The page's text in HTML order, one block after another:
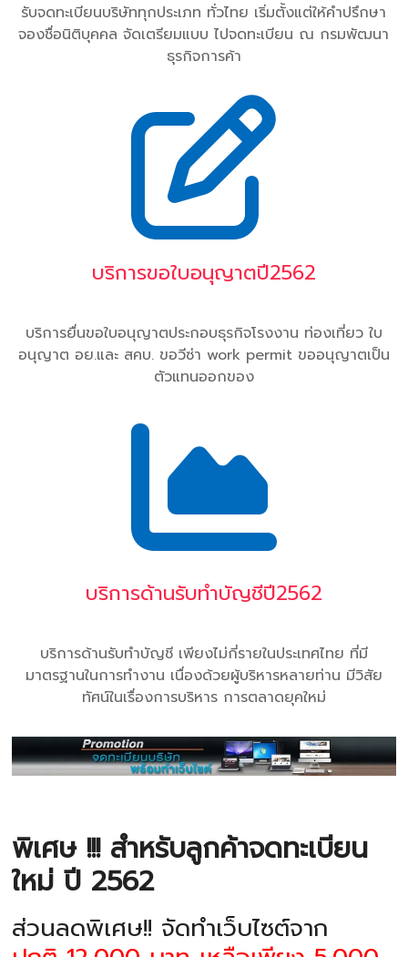
รับจดทะเบียนบริษัททุกประเภท ทั่วไทย เริ่มตั้งแต่ให้คำปรึกษา
จองชื่อนิติบุคคล จัดเตรียมแบบ ไปจดทะเบียน ณ กรมพัฒนา
ธุรกิจการค้า
บริการขอใบอนุญาตปี2562
บริการยื่นขอใบอนุญาตประกอบธุรกิจโรงงาน ท่องเที่ยว ใบ
อนุญาต อย.และ สคบ. ขอวีซ่า work permit ขออนุญาตเป็น
ตัวแทนออกของ
บริการด้านรับทำบัญชีปี2562
บริการด้านรับทำบัญชี เพียงไม่กี่รายในประเทศไทย ที่มี
มาตรฐานในการทำงาน เนื่องด้วยผู้บริหารหลายท่าน มีวิสัย
ทัศน์ในเรื่องการบริหาร การตลาดยุคใหม่
พิเศษ !!! สำหรับลูกค้าจดทะเบียน
ใหม่ ปี 2562
ส่วนลดพิเศษ!! จัดทำเว็บไซต์จาก